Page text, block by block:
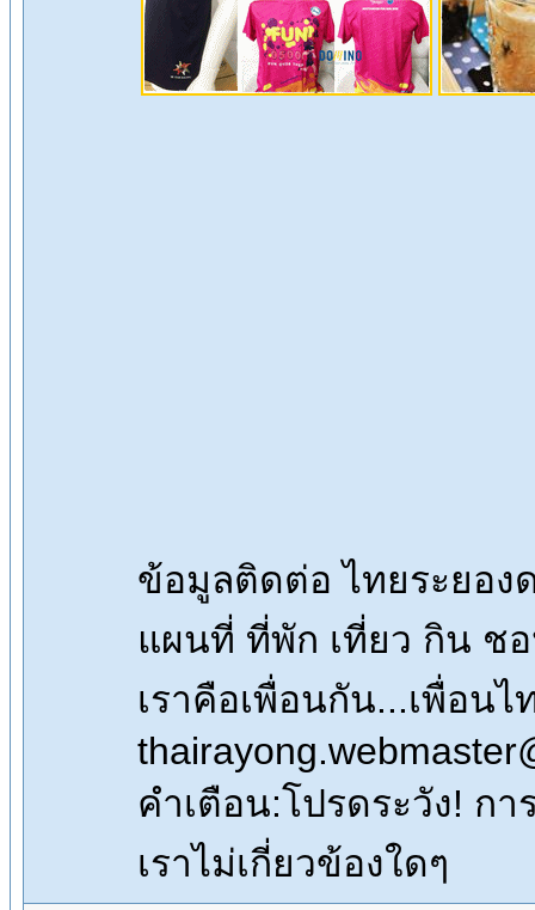
ข้อมูลติดต่อ ไทยระยอง
แผนที่ ที่พัก เที่ยว กิน ช
เราคือเพื่อนกัน...เพื่อน
คำเตือน:โปรดระวัง! ก
เราไม่เกี่ยวข้องใดๆ